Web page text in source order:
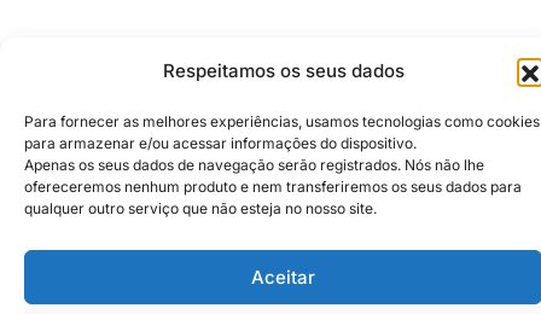
Respeitamos os seus dados
Para fornecer as melhores experiências, usamos tecnologias como cookies
para armazenar e/ou acessar informações do dispositivo.
Apenas os seus dados de navegação serão registrados. Nós não lhe
ofereceremos nenhum produto e nem transferiremos os seus dados para
qualquer outro serviço que não esteja no nosso site.
Aceitar